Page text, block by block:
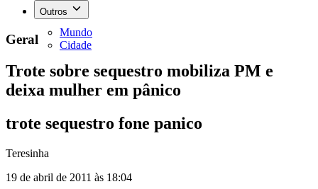
Outros
Mundo
Cidade
Geral
Trote sobre sequestro mobiliza PM e
deixa mulher em pânico
trote sequestro fone panico
Teresinha
19 de abril de 2011 às 18:04